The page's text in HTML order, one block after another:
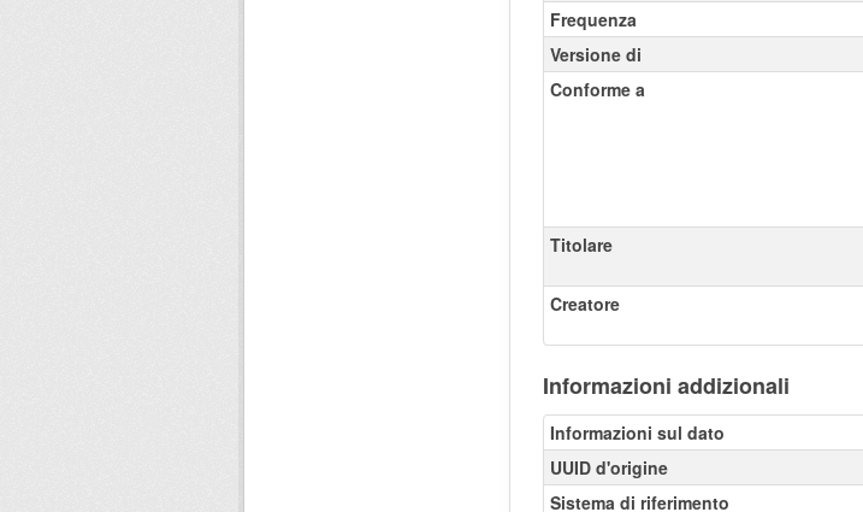
Frequenza
Versione di
Conforme a
Titolare
Creatore
Informazioni addizionali
Informazioni sul dato
UUID d'origine
Sistema di riferimento